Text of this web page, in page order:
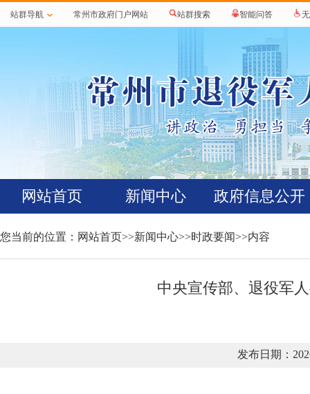
站群导航 常州市政府门户网站 站群搜索 智能问答
网站首页 新闻中心 政府信息公开
您当前的位置： 网站首页>>新闻中心>>时政要闻>>内容
中央宣传部、退役军
发布日期：